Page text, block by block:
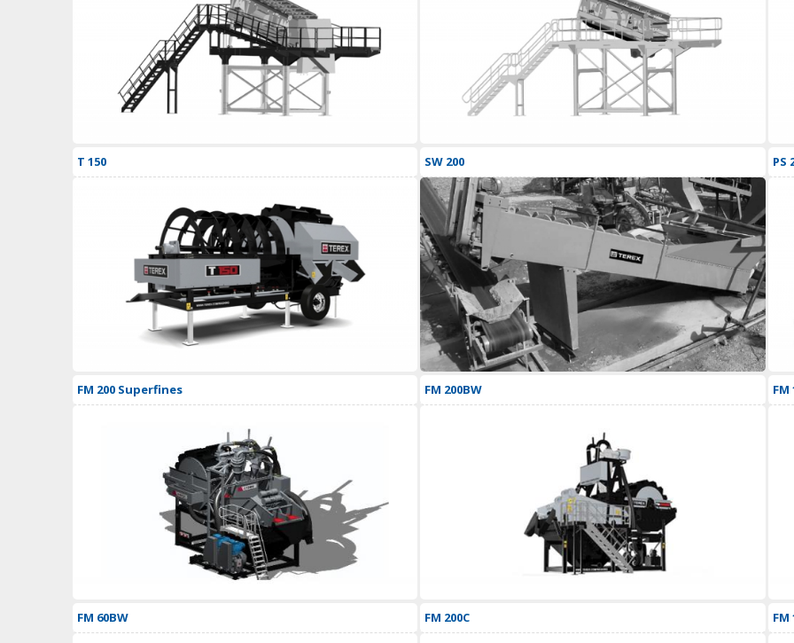
T 150 SW 200 PS
FM 200 Superfines FM 200BW FM
FM 60BW FM 200C FM